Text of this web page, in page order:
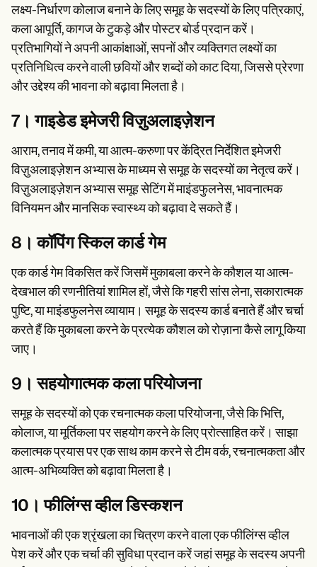
लक्ष्य-निर्धारण कोलाज बनाने के लिए समूह के सदस्यों के लिए पत्रिकाएं,
कला आपूर्ति, कागज के टुकड़े और पोस्टर बोर्ड प्रदान करें।
प्रतिभागियों ने अपनी आकांक्षाओं, सपनों और व्यक्तिगत लक्ष्यों का
प्रतिनिधित्व करने वाली छवियों और शब्दों को काट दिया, जिससे प्रेरणा
और उद्देश्य की भावना को बढ़ावा मिलता है।
7। गाइडेड इमेजरी विज़ुअलाइज़ेशन
आराम, तनाव में कमी, या आत्म-करुणा पर केंद्रित निर्देशित इमेजरी
विज़ुअलाइज़ेशन अभ्यास के माध्यम से समूह के सदस्यों का नेतृत्व करें।
विज़ुअलाइज़ेशन अभ्यास समूह सेटिंग में माइंडफुलनेस, भावनात्मक
विनियमन और मानसिक स्वास्थ्य को बढ़ावा दे सकते हैं।
8। कॉपिंग स्किल कार्ड गेम
एक कार्ड गेम विकसित करें जिसमें मुकाबला करने के कौशल या आत्म-
देखभाल की रणनीतियां शामिल हों, जैसे कि गहरी सांस लेना, सकारात्मक
पुष्टि, या माइंडफुलनेस व्यायाम। समूह के सदस्य कार्ड बनाते हैं और चर्चा
करते हैं कि मुकाबला करने के प्रत्येक कौशल को रोज़ाना कैसे लागू किया
जाए।
9। सहयोगात्मक कला परियोजना
समूह के सदस्यों को एक रचनात्मक कला परियोजना, जैसे कि भित्ति,
कोलाज, या मूर्तिकला पर सहयोग करने के लिए प्रोत्साहित करें। साझा
कलात्मक प्रयास पर एक साथ काम करने से टीम वर्क, रचनात्मकता और
आत्म-अभिव्यक्ति को बढ़ावा मिलता है।
10। फीलिंग्स व्हील डिस्कशन
भावनाओं की एक श्रृंखला का चित्रण करने वाला एक फीलिंग्स व्हील
पेश करें और एक चर्चा की सुविधा प्रदान करें जहां समूह के सदस्य अपनी